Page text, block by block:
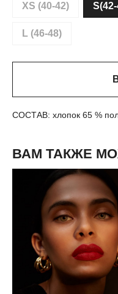
XS (40-42)
L (46-48)
СОСТАВ: хлопок 65 %
ВАМ ТАКЖЕ